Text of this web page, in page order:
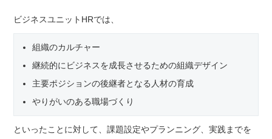
ビジネスユニットHRでは、
組織のカルチャー
継続的にビジネスを成長させるための組織デザイン
主要ポジションの後継者となる人材の育成
やりがいのある職場づくり
といったことに対して、課題設定やプランニング、実践までを